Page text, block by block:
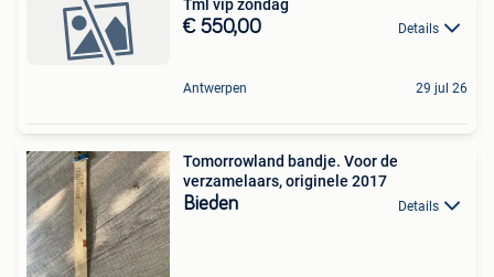
Tml vip zondag
€ 550,00 Details
Antwerpen 29 jul 26
Tomorrowland bandje. Voor de
verzamelaars, originele 2017
Bieden Details